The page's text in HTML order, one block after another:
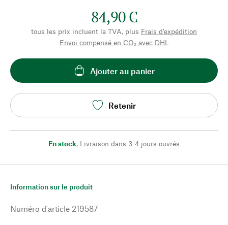
84,90 €
tous les prix incluent la TVA, plus Frais d'expédition
Envoi compensé en CO₂ avec DHL
Ajouter au panier
Retenir
En stock, Livraison dans 3-4 jours ouvrés
Information sur le produit
Numéro d'article 219587